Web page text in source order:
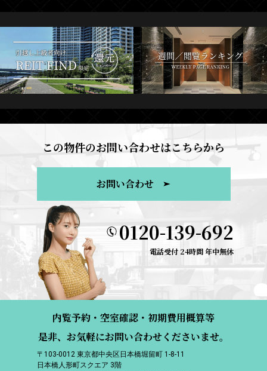
この物件のお問い合わせはこちらから
お問い合わせ
0120-139-692
電話受付 24時間 年中無休
内覧予約・空室確認・初期費用概算等
是非、お気軽にお問い合わせくださいませ。
〒103-0012 東京都中央区日本橋堀留町 1-8-11
日本橋人形町スクエア 3階